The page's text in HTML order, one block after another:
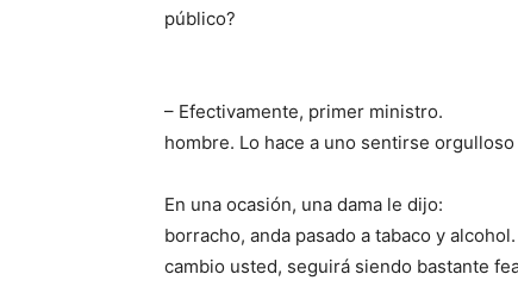
público? –
– ¿A las tres de
– Efectivamente,
hombre. Lo hace a uno sentirse
En una ocasión, una
borracho, anda pasado a tabaco y
cambio usted, seguirá siendo bastante